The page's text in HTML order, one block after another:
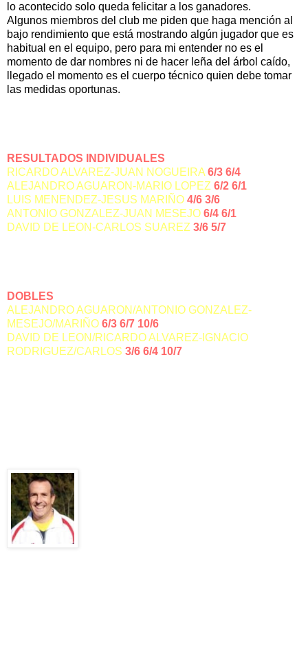
lo acontecido solo queda felicitar a los ganadores.
Algunos miembros del club me piden que haga mención al
bajo rendimiento que está mostrando algún jugador que es
habitual en el equipo, pero para mi entender no es el
momento de dar nombres ni de hacer leña del árbol caído,
llegado el momento es el cuerpo técnico quien debe tomar
las medidas oportunas.
RESULTADOS INDIVIDUALES
RICARDO ALVAREZ-JUAN NOGUEIRA 6/3 6/4
ALEJANDRO AGUARON-MARIO LOPEZ 6/2 6/1
LUIS MENENDEZ-JESUS MARIÑO 4/6 3/6
ANTONIO GONZALEZ-JUAN MESEJO 6/4 6/1
DAVID DE LEON-CARLOS SUAREZ 3/6 5/7
DOBLES
ALEJANDRO AGUARON/ANTONIO GONZALEZ-
MESEJO/MARIÑO 6/3 6/7 10/6
DAVID DE LEON/RICARDO ALVAREZ-IGNACIO
RODRIGUEZ/CARLOS 3/6 6/4 10/7